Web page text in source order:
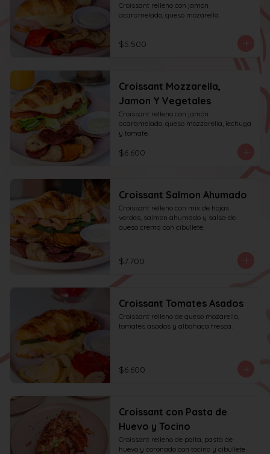
Croissant relleno con jamon
acaramelado, queso mozarella.
$5.500
Croissant Mozzarella,
Jamon Y Vegetales
Croissant relleno con jamón
acaramelado, queso mozzarella, lechuga
y tomate.
$6.600
Croissant Salmon Ahumado
Croissant relleno con mix de hojas
verdes, salmon ahumado y salsa de
queso crema con cibullete.
$7.700
Croissant Tomates Asados
Croissant relleno de queso mozarella,
tomates asados y albahaca fresca.
$6.600
Croissant con Pasta de
Huevo y Tocino
Croissant relleno de palta, pasta de
huevo y coronado con tocino y cibullete